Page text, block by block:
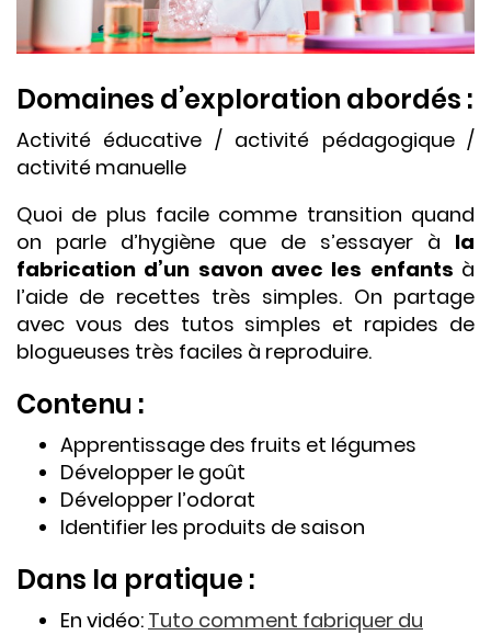
Domaines d’exploration abordés :
Activité éducative / activité pédagogique /
activité manuelle
Quoi de plus facile comme transition quand
on parle d’hygiène que de s’essayer à la
fabrication d’un savon avec les enfants à
l’aide de recettes très simples. On partage
avec vous des tutos simples et rapides de
blogueuses très faciles à reproduire.
Contenu :
Apprentissage des fruits et légumes
Développer le goût
Développer l’odorat
Identifier les produits de saison
Dans la pratique :
En vidéo: Tuto comment fabriquer du